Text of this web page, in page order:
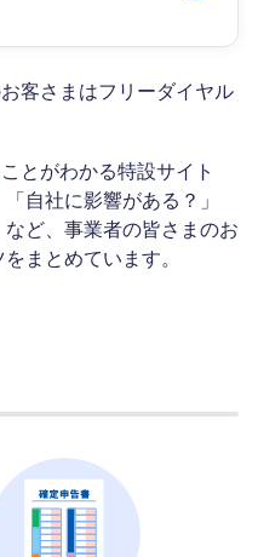
客さまはフリーダイヤル
とがわかる特設サイト
自社に影響がある？」
など、事業者の皆さまのお
まとめています。